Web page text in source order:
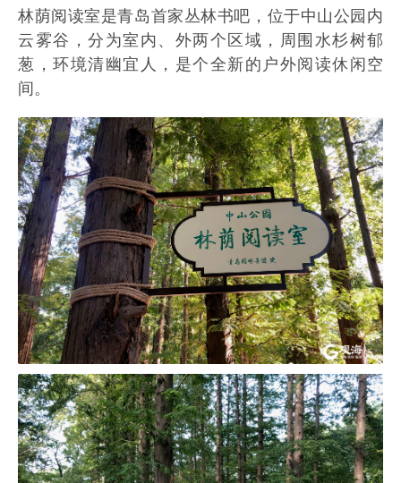
林荫阅读室是青岛首家丛林书吧，位于中山公园内
云雾谷，分为室内、外两个区域，周围水杉树郁
葱，环境清幽宜人，是个全新的户外阅读休闲空
间。